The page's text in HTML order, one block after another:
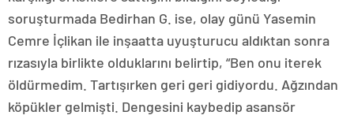
soruşturmada Bedirhan G. ise, olay günü Yasemin
Cemre İçlikan ile inşaatta uyuşturucu aldıktan sonra
rızasıyla birlikte olduklarını belirtip, “Ben onu iterek
öldürmedim. Tartışırken geri geri gidiyordu. Ağzından
köpükler gelmişti. Dengesini kaybedip asansör